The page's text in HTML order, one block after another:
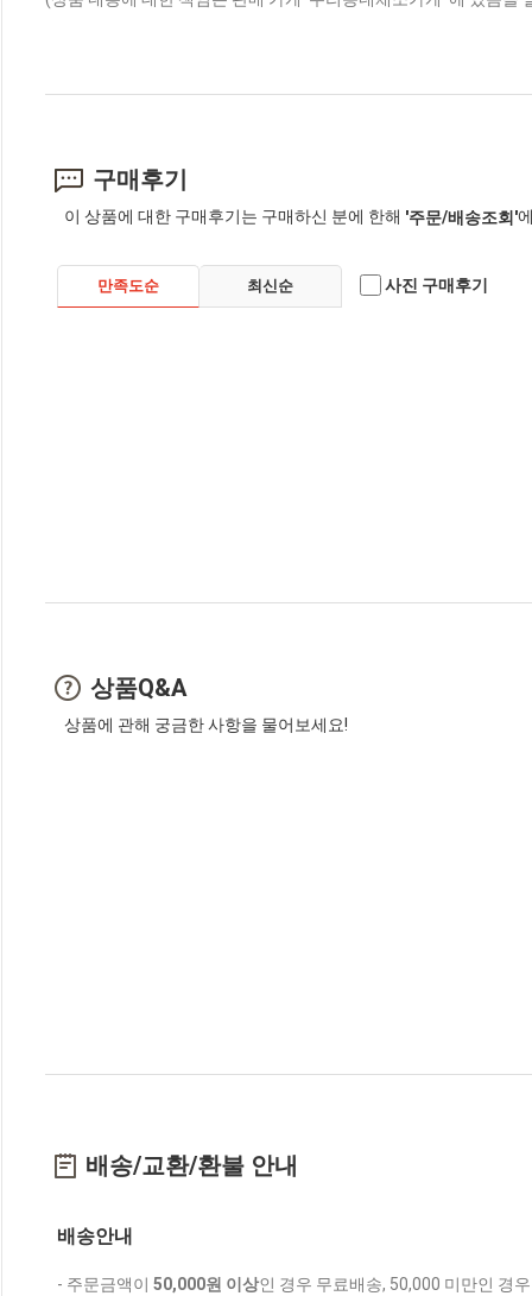
구매후기
이 상품에 대한 구매후기는 구매하신 분에 한해 '주문/배송조회'
만족도순 최신순 사진 구매후기
상품Q&A
상품에 관해 궁금한 사항을 물어보세요!
배송/교환/환불 안내
배송안내
- 주문금액이 50,000원 이상인 경우 무료배송, 50,000 미만인 경